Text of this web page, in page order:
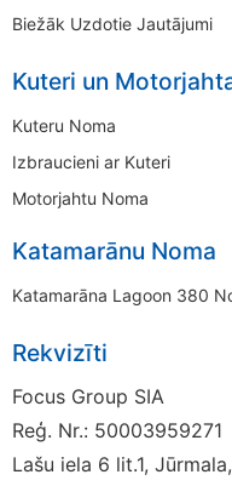
Biežāk Uzdotie Jautājumi
Kuteri un
Kuteru Noma
Izbraucieni ar Kuteri
Motorjahtu Noma
Katamarānu Noma
Katamarāna Lagoon 380
Rekvizīti
Focus Group SIA
Reģ. Nr.: 50003959271
Lašu iela 6 lit.1,